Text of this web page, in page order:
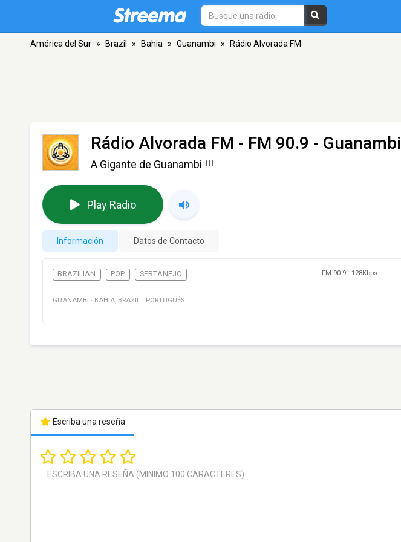
América del Sur » Brazil » Bahia » Guanambi » Rádio Alvorada FM
Rádio Alvorada FM - FM 90.9 - Guanambi
A Gigante de Guanambi !!!
Play Radio
Información Datos de Contacto
BRAZILIAN POP SERTANEJO FM 90.9 - 128Kbps
GUANAMBI · BAHIA, BRAZIL · PORTUGUÉS
Escriba una reseña